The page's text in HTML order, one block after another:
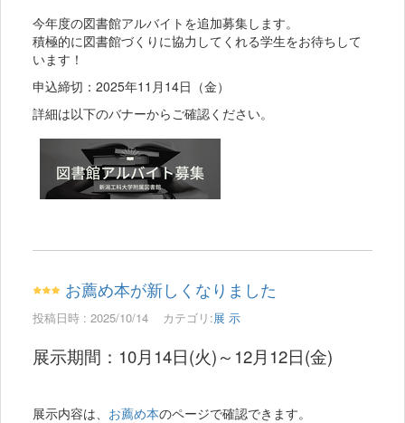
今年度の図書館アルバイトを追加募集します。
積極的に図書館づくりに協力してくれる学生をお待ちして
います！
申込締切：2025年11月14日（金）
詳細は以下のバナーからご確認ください。
お薦め本が新しくなりました
投稿日時 : 2025/10/14 カテゴリ:展 示
展示期間：10月14日(火)～12月12日(金)
展示内容は、 お薦め本のページで確認できます。